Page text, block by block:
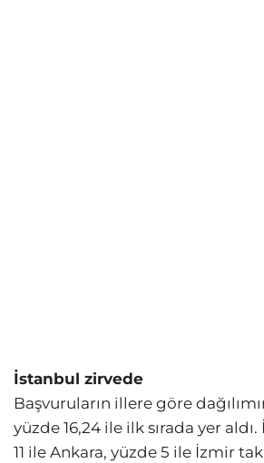
İstanbul zirvede
Başvuruların illere göre
yüzde 16,24 ile ilk sırada yer
11 ile Ankara, yüzde 5 ile İzmir